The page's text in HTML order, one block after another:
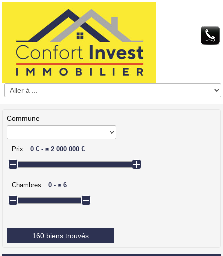
Commune
Prix 0 € -≥ 2 000 000 €
Chambres 0 -≥ 6
160 biens trouvés